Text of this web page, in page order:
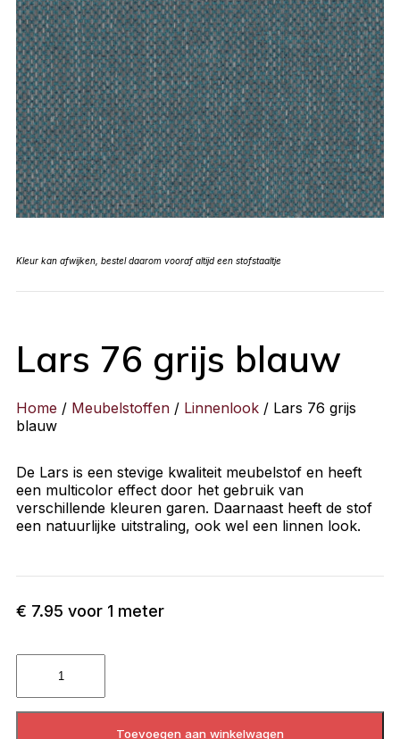
Kleur kan afwijken, bestel daarom vooraf altijd een stofstaaltje
Lars 76 grijs blauw
Home / Meubelstoffen / Linnenlook / Lars 76 grijs
blauw
De Lars is een stevige kwaliteit meubelstof en heeft
een multicolor effect door het gebruik van
verschillende kleuren garen. Daarnaast heeft de stof
een natuurlijke uitstraling, ook wel een linnen look.
€ 7.95 voor 1 meter
Toevoegen aan winkelwagen